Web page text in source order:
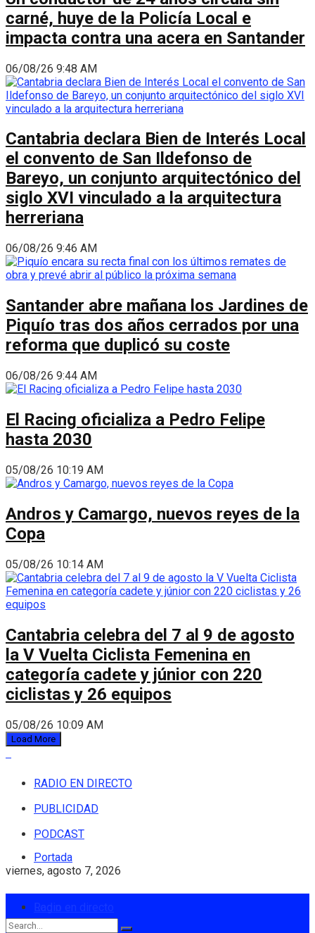
carné, huye de la Policía Local e
impacta contra una acera en Santander
06/08/26 9:48 AM
Cantabria declara Bien de Interés Local
el convento de San Ildefonso de
Bareyo, un conjunto arquitectónico del
siglo XVI vinculado a la arquitectura
herreriana
06/08/26 9:46 AM
Santander abre mañana los Jardines de
Piquío tras dos años cerrados por una
reforma que duplicó su coste
06/08/26 9:44 AM
El Racing oficializa a Pedro Felipe
hasta 2030
05/08/26 10:19 AM
Andros y Camargo, nuevos reyes de la
Copa
05/08/26 10:14 AM
Cantabria celebra del 7 al 9 de agosto
la V Vuelta Ciclista Femenina en
categoría cadete y júnior con 220
ciclistas y 26 equipos
05/08/26 10:09 AM
Load More
RADIO EN DIRECTO
PUBLICIDAD
PODCAST
viernes, agosto 7, 2026
Portada